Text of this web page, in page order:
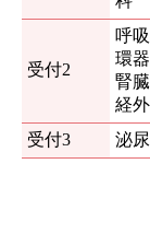
受付2
呼
環
腎
経
受付3
泌